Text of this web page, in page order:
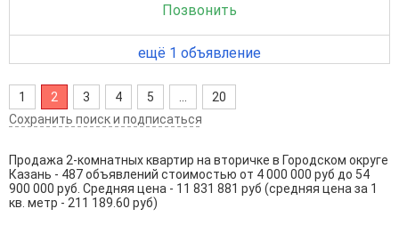
Позвонить
ещё 1 объявление
1 2 3 4 5
20
Сохранить поиск и подписаться
Продажа 2-комнатных квартир на вторичке в Городском округе
Казань - 487 объявлений стоимостью от 4 000 000 руб до 54
900 000 руб. Средняя цена - 11 831 881 руб (средняя цена за 1
кв. метр - 211 189.60 руб)